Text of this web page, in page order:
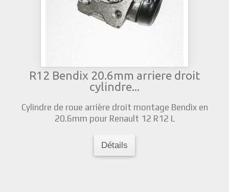
R12 Bendix 20.6mm arriere droit
cylindre...
Cylindre de roue arrière droit montage Bendix en
20.6mm pour Renault 12 R12 L
Détails